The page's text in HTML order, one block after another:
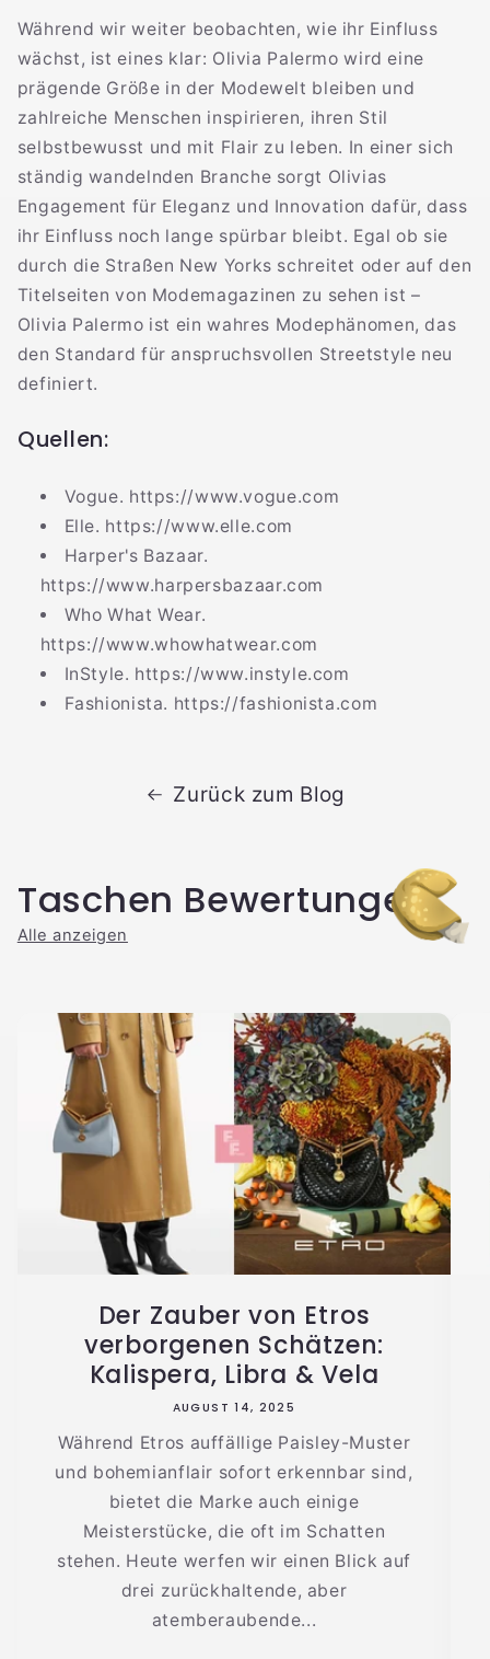
Während wir weiter beobachten, wie ihr Einfluss
wächst, ist eines klar: Olivia Palermo wird eine
prägende Größe in der Modewelt bleiben und
zahlreiche Menschen inspirieren, ihren Stil
selbstbewusst und mit Flair zu leben. In einer sich
ständig wandelnden Branche sorgt Olivias
Engagement für Eleganz und Innovation dafür, dass
ihr Einfluss noch lange spürbar bleibt. Egal ob sie
durch die Straßen New Yorks schreitet oder auf den
Titelseiten von Modemagazinen zu sehen ist –
Olivia Palermo ist ein wahres Modephänomen, das
den Standard für anspruchsvollen Streetstyle neu
definiert.
Quellen:
Vogue. https://www.vogue.com
Elle. https://www.elle.com
Harper's Bazaar.
https://www.harpersbazaar.com
Who What Wear.
https://www.whowhatwear.com
InStyle. https://www.instyle.com
Fashionista. https://fashionista.com
Zurück zum Blog
Taschen Bewertungen
Alle anzeigen
Der Zauber von Etros
verborgenen Schätzen:
Kalispera, Libra & Vela
AUGUST 14, 2025
Während Etros auffällige Paisley-Muster
und bohemianflair sofort erkennbar sind,
bietet die Marke auch einige
Meisterstücke, die oft im Schatten
stehen. Heute werfen wir einen Blick auf
drei zurückhaltende, aber
atemberaubende...